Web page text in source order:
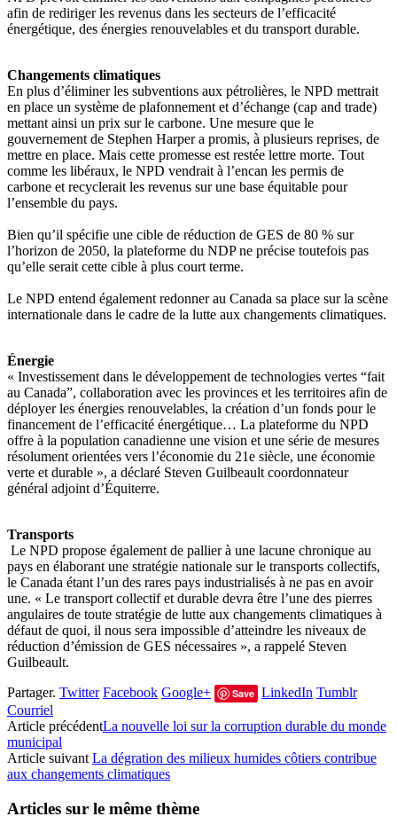
afin de rediriger les revenus dans les secteurs de l’efficacité
énergétique, des énergies renouvelables et du transport durable.
Changements climatiques
En plus d’éliminer les subventions aux pétrolières, le NPD mettrait
en place un système de plafonnement et d’échange (cap and trade)
mettant ainsi un prix sur le carbone. Une mesure que le
gouvernement de Stephen Harper a promis, à plusieurs reprises, de
mettre en place. Mais cette promesse est restée lettre morte. Tout
comme les libéraux, le NPD vendrait à l’encan les permis de
carbone et recyclerait les revenus sur une base équitable pour
l’ensemble du pays.
Bien qu’il spécifie une cible de réduction de GES de 80 % sur
l’horizon de 2050, la plateforme du NDP ne précise toutefois pas
qu’elle serait cette cible à plus court terme.
Le NPD entend également redonner au Canada sa place sur la scène
internationale dans le cadre de la lutte aux changements climatiques.
Énergie
« Investissement dans le développement de technologies vertes “fait
au Canada”, collaboration avec les provinces et les territoires afin de
déployer les énergies renouvelables, la création d’un fonds pour le
financement de l’efficacité énergétique… La plateforme du NPD
offre à la population canadienne une vision et une série de mesures
résolument orientées vers l’économie du 21e siècle, une économie
verte et durable », a déclaré Steven Guilbeault coordonnateur
général adjoint d’Équiterre.
Transports
Le NPD propose également de pallier à une lacune chronique au
pays en élaborant une stratégie nationale sur le transports collectifs,
le Canada étant l’un des rares pays industrialisés à ne pas en avoir
une. « Le transport collectif et durable devra être l’une des pierres
angulaires de toute stratégie de lutte aux changements climatiques à
défaut de quoi, il nous sera impossible d’atteindre les niveaux de
réduction d’émission de GES nécessaires », a rappelé Steven
Guilbeault.
Partager. Twitter Facebook Google+ Save LinkedIn Tumblr
Courriel
Article précédentLa nouvelle loi sur la corruption durable du monde
municipal
Article suivant La dégration des milieux humides côtiers contribue
aux changements climatiques
Articles sur le même thème